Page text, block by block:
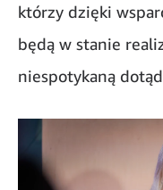
którzy dzięki
będą w stanie
niespotykaną